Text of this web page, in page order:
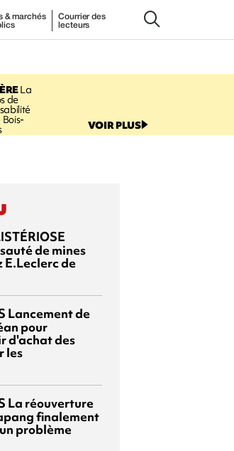
& marchés
Courrier des
lecteurs
La
de
Bois- VOIR PLUS
de mines
E.Leclerc de
Lancement de
pour
d'achat des
les
La réouverture
finalement
problème